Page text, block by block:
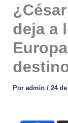
deja a
Poradmin/24